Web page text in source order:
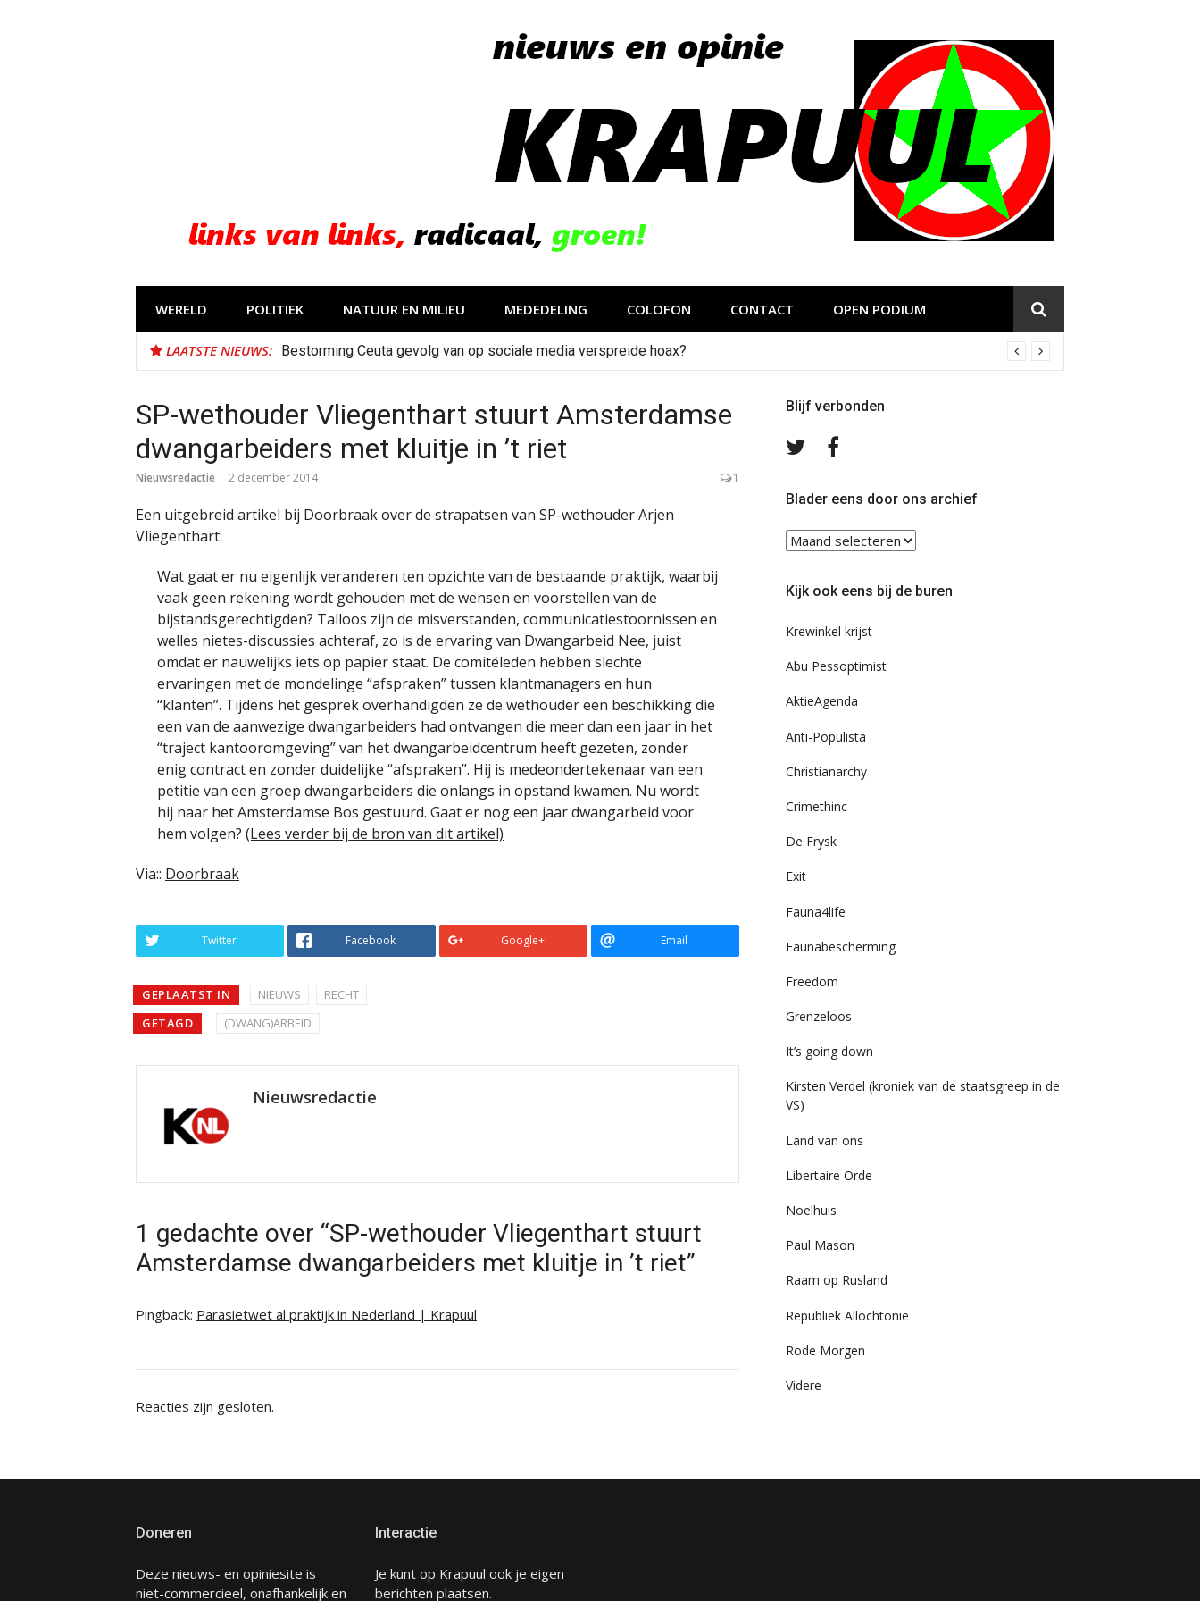
WERELD POLITIEK NATUUR EN MILIEU MEDEDELING COLOFON CONTACT OPEN PODIUM
LAATSTE NIEUWS: Bestorming Ceuta gevolg van op sociale media verspreide hoax?
SP-wethouder Vliegenthart stuurt Amsterdamse
dwangarbeiders met kluitje in ’t riet
Nieuwsredactie 2 december 2014 1
Een uitgebreid artikel bij Doorbraak over de strapatsen van SP-wethouder Arjen
Vliegenthart:
Wat gaat er nu eigenlijk veranderen ten opzichte van de bestaande praktijk, waarbij
vaak geen rekening wordt gehouden met de wensen en voorstellen van de
bijstandsgerechtigden? Talloos zijn de misverstanden, communicatiestoornissen en
welles nietes-discussies achteraf, zo is de ervaring van Dwangarbeid Nee, juist
omdat er nauwelijks iets op papier staat. De comitéleden hebben slechte
ervaringen met de mondelinge “afspraken” tussen klantmanagers en hun
“klanten”. Tijdens het gesprek overhandigden ze de wethouder een beschikking die
een van de aanwezige dwangarbeiders had ontvangen die meer dan een jaar in het
“traject kantooromgeving” van het dwangarbeidcentrum heeft gezeten, zonder
enig contract en zonder duidelijke “afspraken”. Hij is medeondertekenaar van een
petitie van een groep dwangarbeiders die onlangs in opstand kwamen. Nu wordt
hij naar het Amsterdamse Bos gestuurd. Gaat er nog een jaar dwangarbeid voor
hem volgen? (Lees verder bij de bron van dit artikel)
Via:: Doorbraak
Twitter Facebook Google+ Email
GEPLAATST IN NIEUWS
RECHT
GETAGD
(DWANG)ARBEID
Nieuwsredactie
1 gedachte over “SP-wethouder Vliegenthart stuurt
Amsterdamse dwangarbeiders met kluitje in ’t riet”
Pingback: Parasietwet al praktijk in Nederland | Krapuul
Reacties zijn gesloten.
Blijf verbonden
Volg
TwitterFacebook
Blader eens door ons archief
Blader
eens
ons
Kijk ook eens bij de buren
Krewinkel krijst
Abu Pessoptimist
AktieAgenda
Anti-Populista
Christianarchy
Crimethinc
De Frysk
Exit
Fauna4life
Faunabescherming
Freedom
Grenzeloos
It’s going down
Kirsten Verdel (kroniek van de staatsgreep in de
VS)
Land van ons
Libertaire Orde
Noelhuis
Paul Mason
Raam op Rusland
Republiek Allochtonië
Rode Morgen
Videre
Doneren
Deze nieuws- en opiniesite is
niet-commercieel, onafhankelijk en
Interactie
Je kunt op Krapuul ook je eigen
berichten plaatsen.